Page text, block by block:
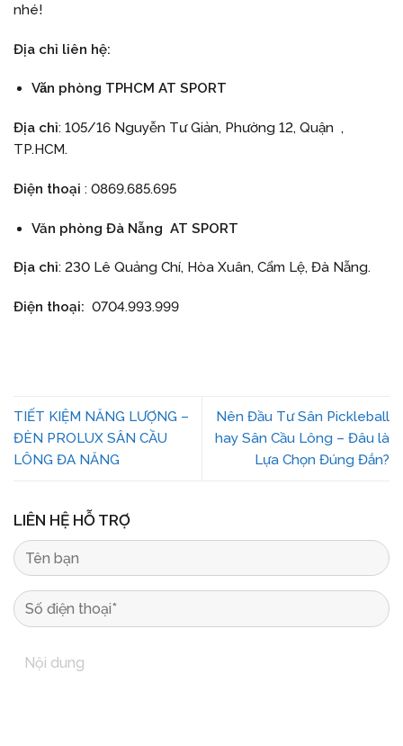
nhé!
Địa chỉ liên hệ:
Văn phòng TPHCM AT SPORT
Địa chỉ: 105/16 Nguyễn Tư Giản, Phường 12, Quận ,
TP.HCM.
Điện thoại : 0869.685.695
Văn phòng Đà Nẵng AT SPORT
Địa chỉ: 230 Lê Quảng Chí, Hòa Xuân, Cẩm Lệ, Đà Nẵng.
Điện thoại: 0704.993.999
TIẾT KIỆM NĂNG LƯỢNG –
ĐÈN PROLUX SÂN CẦU
LÔNG ĐA NĂNG
Nên Đầu Tư Sân Pickleball
hay Sân Cầu Lông – Đâu là
Lựa Chọn Đúng Đắn?
LIÊN HỆ HỖ TRỢ